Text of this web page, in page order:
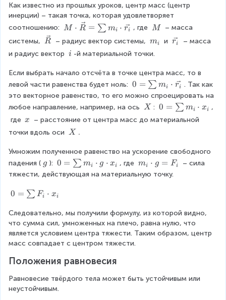
Как известно из прошлых уроков, центр масс (центр
инерции) – такая точка, которая удовлетворяет
соотношению:
M
d
\
v
ec
{
R
=
\s
m
d
ot
\
v
ec
{r
_i
M ⋅ R = ∑ mi ⋅ ri , где \
\
M
M
– масса
системы,
\
v
c
}
R – радиус вектор системы, m
_i
mi и \
c
{
_
i
}
ri
– масса
и радиус вектор \
i
i -й материальной точки.
Если выбрать начало отсчёта в точке центра масс, то в
левой части равенства будет ноль: 0
=
\
u
_i
\
c
\
v
c
_i
0 = ∑ mi ⋅ ri . Так как
это векторное равенство, то его можно спроецировать на
любое направление, например, на ось \
\
X : 0
=
m
_i
o
t
x
0 = ∑ mi ⋅ xi ,
где \
\
x
– расстояние от центра масс до материальной
точки вдоль оси \
X
X .
Умножим полученное равенство на ускорение свободного
падения ( \
\
g ): 0
=
s
m
m
_i
\
d
o
t
g
0 = ∑ mi ⋅ g ⋅ xi , где m
_i
o
t
g
mi ⋅ g = Fi
– сила
тяжести, действующая на материальную точку.
0
\
s
u
m
_i
\
0 = ∑ Fi ⋅ xi
Следовательно, мы получили формулу, из которой видно,
что сумма сил, умноженных на плечо, равна нулю, что
является условием центра тяжести. Таким образом, центр
масс совпадает с центром тяжести.
Положения равновесия
Равновесие твёрдого тела может быть устойчивым или
неустойчивым.